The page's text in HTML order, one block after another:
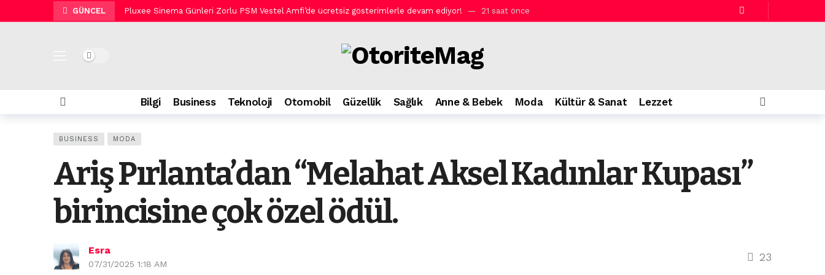
GÜNCEL Pluxee Sinema Günleri Zorlu PSM Vestel Amfi’de ücretsiz gösterimlerle devam ediyor! 21 saat önce
Yaz sabahlarının buluşma noktası: Ethem Efendi Kahvaltı. 21 saat önce
21 saat önce
Garanti BBVA Emeklilik, tüm fon yönetim hizmetlerini Garanti BBVA Mobil’e taşıdı. 21 saat önce
Calvin Klein’dan takı estetiğini yansıtan saat modeli. 21 saat önce
Yaz akşamlarının yeni ritüeli Korkmaz Prosense Çay Makinesi.
Coffee Factory’den yaza tatlı dokunuşlar Strawberry Chocolate Cream ve Caramel Waffle Cream. 1 gün önce
Bosch Home Comfort Group, REHAU Yerden Isıtma Sistemleri’nin Türkiye’deki tek yetkili distribütörü oldu. 1 gün önce
Dark mode
Bilgi Business Teknoloji Otomobil Güzellik Sağlık Anne & Bebek Moda Kültür & Sanat Lezzet
BUSINESS MODA
Ariş Pırlanta’dan “Melahat Aksel Kadınlar Kupası”
birincisine çok özel ödül.
Esra
07/31/2025 1:18 AM
23